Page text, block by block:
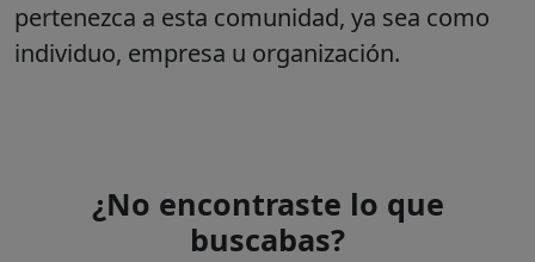
pertenezca a esta comunidad, ya sea como
individuo, empresa u organización.
¿No encontraste lo que
buscabas?